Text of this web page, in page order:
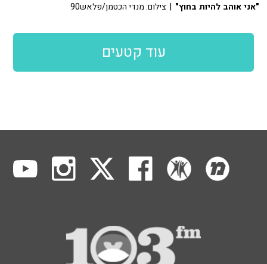
"אני אוהב להיות בחוץ" | צילום: מנדי הכטמן/פלאש90
עוד קטעים